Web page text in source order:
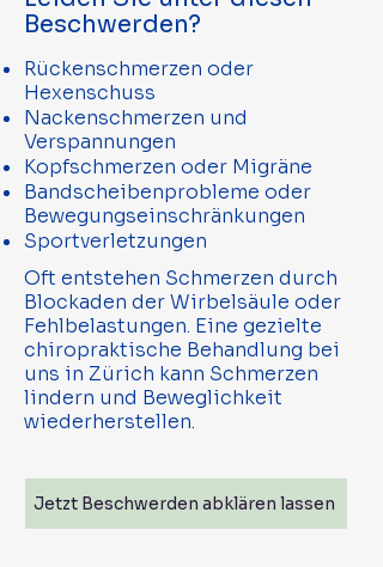
Beschwerden?
Rückenschmerzen oder
Hexenschuss
Nackenschmerzen und
Verspannungen
Kopfschmerzen oder Migräne
Bandscheibenprobleme oder
Bewegungseinschränkungen
Sportverletzungen
Oft entstehen Schmerzen durch
Blockaden der Wirbelsäule oder
Fehlbelastungen. Eine gezielte
chiropraktische Behandlung bei
uns in Zürich kann Schmerzen
lindern und Beweglichkeit
wiederherstellen.
Jetzt Beschwerden abklären lassen